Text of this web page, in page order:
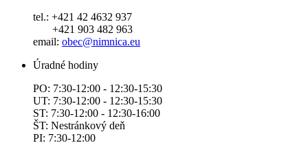
tel.: +421 42 4632 937
+421 903 482 963
email: obec@nimnica.eu
Úradné hodiny
PO: 7:30-12:00 - 12:30-15:30
UT: 7:30-12:00 - 12:30-15:30
ST: 7:30-12:00 - 12:30-16:00
ŠT: Nestránkový deň
PI: 7:30-12:00